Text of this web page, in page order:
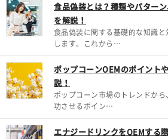
食品偽装とは？種類やパター
を解説！
食品偽装に関する基礎的な知識
します。これから…
ポップコーンOEMのポイント
説！
ポップコーン市場のトレンドか
功させるポイン…
エナジードリンクをOEMする